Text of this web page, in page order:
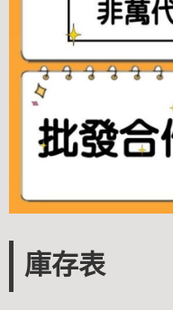
庫存表